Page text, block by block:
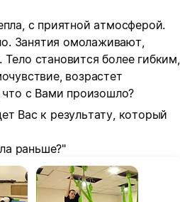
с приятной атмосферой.
Занятия омолаживают,
становится более гибким,
возрастет
с Вами произошло?
Вас к результату, который
раньше?"